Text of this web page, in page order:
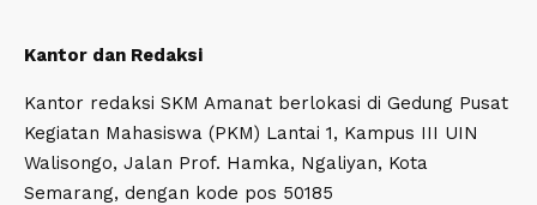
Kantor dan Redaksi
Kantor redaksi SKM Amanat berlokasi di Gedung Pusat
Kegiatan Mahasiswa (PKM) Lantai 1, Kampus III UIN
Walisongo, Jalan Prof. Hamka, Ngaliyan, Kota
Semarang, dengan kode pos 50185